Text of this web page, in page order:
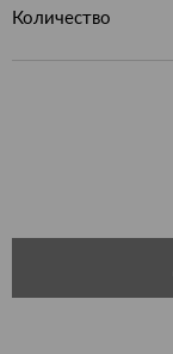
Количество